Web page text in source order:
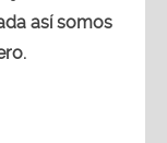
así somos